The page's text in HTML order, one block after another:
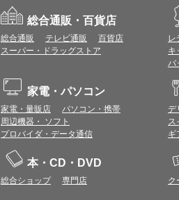
総合通販・百貨店
総合通販 テレビ通販
百貨店
スーパー・ドラッグストア
レ
キ
バ
家電・パソコン
家電・量販店
パソコン・携帯
周辺機器・ ソフト
プロバイダ・データ通信
デ
ス
ギ
本・CD・DVD
総合ショップ 専門店 ク